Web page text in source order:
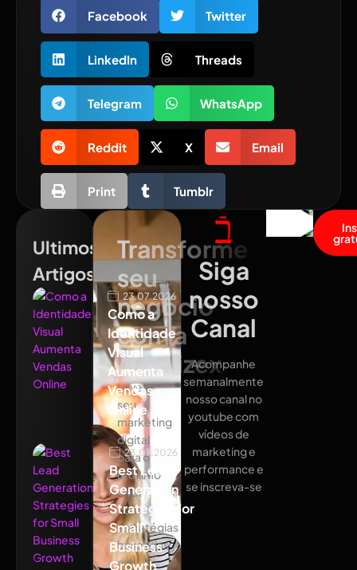
Ultimos
Artigos
23.07.2026
Como a
Identidade
Visual
Aumenta
Vendas
Online
23.07.2026
Best Lead
Generation
Strategies for
Small
Business
Growth
Transforme
seu
negócio
com a
Atualizex
Leve
seu
marketing
digital
para o
próximo
nível
com
estratégias
baseadas
em
Siga
nosso
Canal
Acompanhe
semanalmente
nosso canal no
youtube com
vídeos de
marketing e
performance e
se inscreva-se
Facebook Twitter
LinkedIn Threads
Telegram WhatsApp
Reddit X Email
Print Tumblr